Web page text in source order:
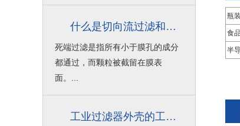
瓶
食
半
什么是切向流过滤和死端过滤？
死端过滤是指所有小于膜孔的成分
都通过，而颗粒被截留在膜表
面。...
工业过滤器外壳的工作压力与设计压力